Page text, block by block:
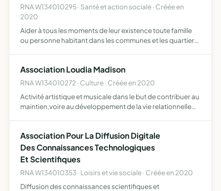
RNA W134010295 · Santé et action sociale · Créée en
2020
Aider à tous les moments de leur existence toute famille
ou personne habitant dans les communes et les quartiers
Association Loudia Madison
RNA W134010272 · Culture · Créée en 2020
Activité artistique et musicale dans le but de contribuer au
maintien,voire au développement de la vie relationnelle
Association Pour La Diffusion Digitale
Des Connaissances Technologiques
Et Scientifiques
RNA W134010353 · Loisirs et vie sociale · Créée en 2020
Diffusion des connaissances scientifiques et